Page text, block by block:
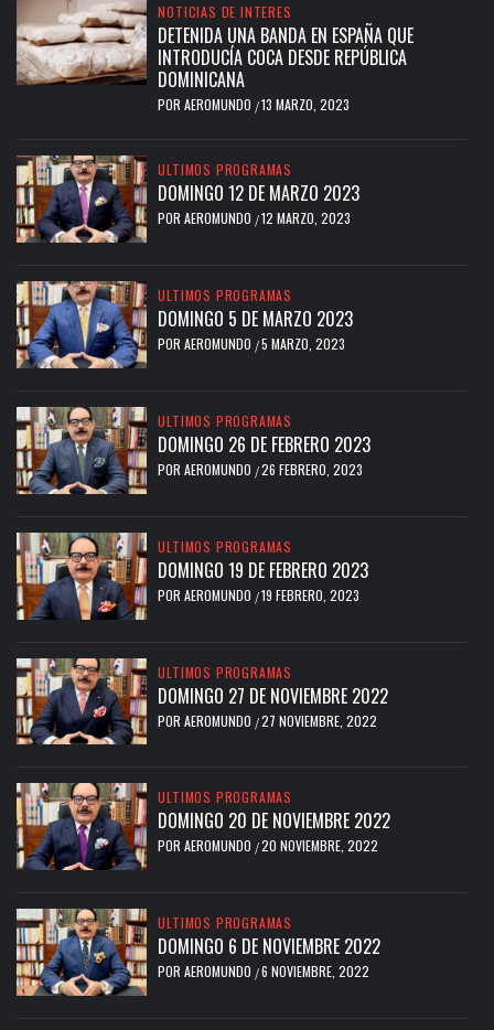
NOTICIAS DE INTERES
DETENIDA UNA BANDA EN ESPAÑA QUE
INTRODUCÍA COCA DESDE REPÚBLICA
DOMINICANA
POR AEROMUNDO /13 MARZO, 2023
ULTIMOS PROGRAMAS
DOMINGO 12 DE MARZO 2023
POR AEROMUNDO /12 MARZO, 2023
ULTIMOS PROGRAMAS
DOMINGO 5 DE MARZO 2023
POR AEROMUNDO /5 MARZO, 2023
ULTIMOS PROGRAMAS
DOMINGO 26 DE FEBRERO 2023
POR AEROMUNDO /26 FEBRERO, 2023
ULTIMOS PROGRAMAS
DOMINGO 19 DE FEBRERO 2023
POR AEROMUNDO /19 FEBRERO, 2023
ULTIMOS PROGRAMAS
DOMINGO 27 DE NOVIEMBRE 2022
POR AEROMUNDO /27 NOVIEMBRE, 2022
ULTIMOS PROGRAMAS
DOMINGO 20 DE NOVIEMBRE 2022
POR AEROMUNDO /20 NOVIEMBRE, 2022
ULTIMOS PROGRAMAS
DOMINGO 6 DE NOVIEMBRE 2022
POR AEROMUNDO /6 NOVIEMBRE, 2022